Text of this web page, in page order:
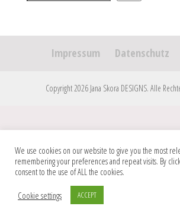
Impressum Datenschutz
Copyright 2026 Jana Skora DESIGNS. Alle
We use cookies on our website to give you the most
remembering your preferences and repeat visits. By
consent to the use of ALL the cookies.
Cookie settings
ACCEPT